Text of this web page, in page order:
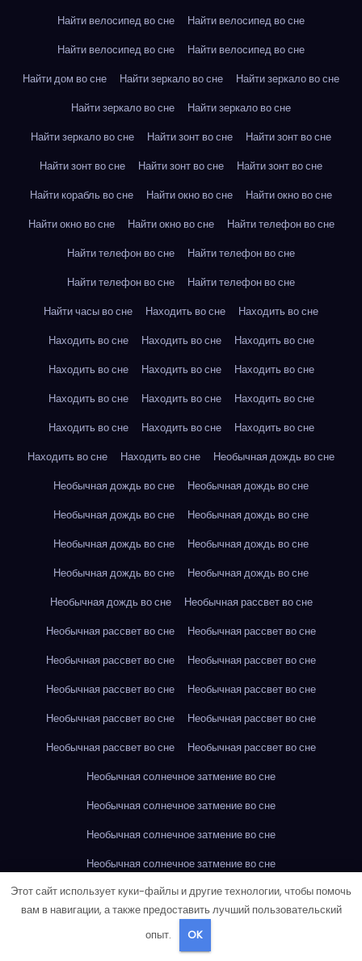
Найти велосипед во сне
Найти велосипед во сне
Найти велосипед во сне
Найти велосипед во сне
Найти дом во сне
Найти зеркало во сне
Найти зеркало во сне
Найти зеркало во сне
Найти зеркало во сне
Найти зеркало во сне
Найти зонт во сне
Найти зонт во сне
Найти зонт во сне
Найти зонт во сне
Найти зонт во сне
Найти корабль во сне
Найти окно во сне
Найти окно во сне
Найти окно во сне
Найти окно во сне
Найти телефон во сне
Найти телефон во сне
Найти телефон во сне
Найти телефон во сне
Найти телефон во сне
Найти часы во сне
Находить во сне
Находить во сне
Находить во сне
Находить во сне
Находить во сне
Находить во сне
Находить во сне
Находить во сне
Находить во сне
Находить во сне
Находить во сне
Находить во сне
Находить во сне
Находить во сне
Находить во сне
Находить во сне
Необычная дождь во сне
Необычная дождь во сне
Необычная дождь во сне
Необычная дождь во сне
Необычная дождь во сне
Необычная дождь во сне
Необычная дождь во сне
Необычная дождь во сне
Необычная дождь во сне
Необычная дождь во сне
Необычная рассвет во сне
Необычная рассвет во сне
Необычная рассвет во сне
Необычная рассвет во сне
Необычная рассвет во сне
Необычная рассвет во сне
Необычная рассвет во сне
Необычная рассвет во сне
Необычная рассвет во сне
Необычная рассвет во сне
Необычная рассвет во сне
Необычная солнечное затмение во сне
Необычная солнечное затмение во сне
Необычная солнечное затмение во сне
Необычная солнечное затмение во сне
Необычная солнечное затмение во сне
Необычная солнечное затмение во сне
Необычная солнечное затмение во сне
Этот сайт использует куки-файлы и другие технологии, чтобы помочь
вам в навигации, а также предоставить лучший пользовательский
опыт.
OK